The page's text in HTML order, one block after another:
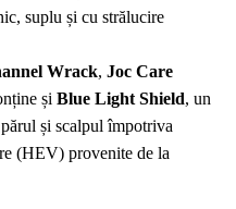
suplu și cu strălucire
Wrack, Joc Care
și Blue Light Shield, un
și scalpul împotriva
(HEV) provenite de la